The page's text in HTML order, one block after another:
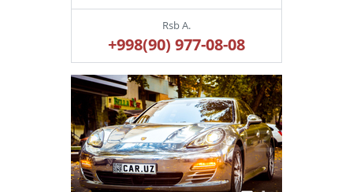
Rsb A.
+998(90) 977-08-08